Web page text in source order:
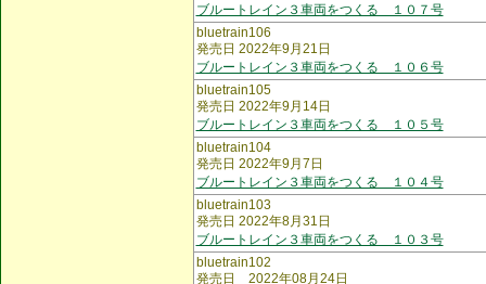
ブルートレイン３車両をつくる １０７号
bluetrain106
発売日 2022年9月21日
ブルートレイン３車両をつくる １０６号
bluetrain105
発売日 2022年9月14日
ブルートレイン３車両をつくる １０５号
bluetrain104
発売日 2022年9月7日
ブルートレイン３車両をつくる １０４号
bluetrain103
発売日 2022年8月31日
ブルートレイン３車両をつくる １０３号
bluetrain102
発売日 2022年08月24日